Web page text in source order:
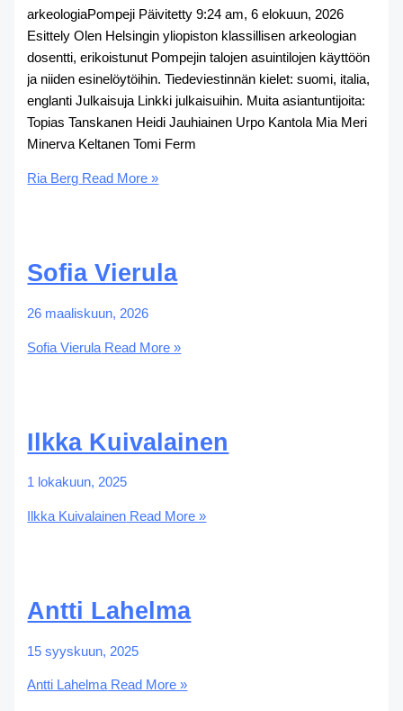
arkeologiaPompeji Päivitetty 9:24 am, 6 elokuun, 2026
Esittely Olen Helsingin yliopiston klassillisen arkeologian
dosentti, erikoistunut Pompejin talojen asuintilojen käyttöön
ja niiden esinelöytöihin. Tiedeviestinnän kielet: suomi, italia,
englanti Julkaisuja Linkki julkaisuihin. Muita asiantuntijoita:
Topias Tanskanen Heidi Jauhiainen Urpo Kantola Mia Meri
Minerva Keltanen Tomi Ferm
Ria Berg Read More »
Sofia Vierula
26 maaliskuun, 2026
Sofia Vierula Read More »
Ilkka Kuivalainen
1 lokakuun, 2025
Ilkka Kuivalainen Read More »
Antti Lahelma
15 syyskuun, 2025
Antti LahelmaRead More »